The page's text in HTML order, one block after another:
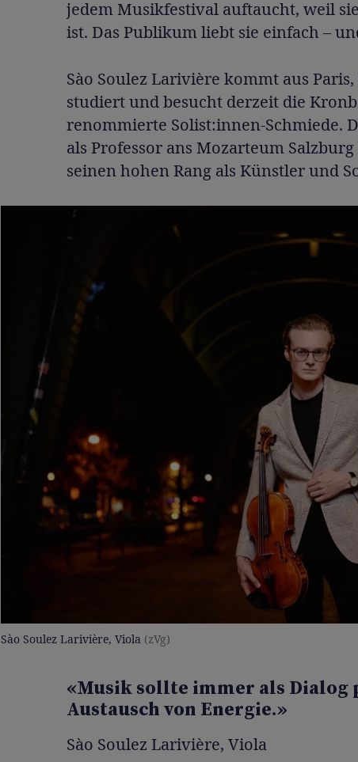
jedem Musikfestival auftaucht, weil
ist. Das Publikum liebt sie einfach –
Sào Soulez Larivière kommt aus
studiert und besucht derzeit die
renommierte Solist:innen-Schmiede.
als Professor ans Mozarteum
seinen hohen Rang als Künstler und
Sào Soulez Larivière, Viola (zVg)
«Musik sollte immer als Dialog
Austausch von Energie.»
Sào Soulez Larivière, Viola